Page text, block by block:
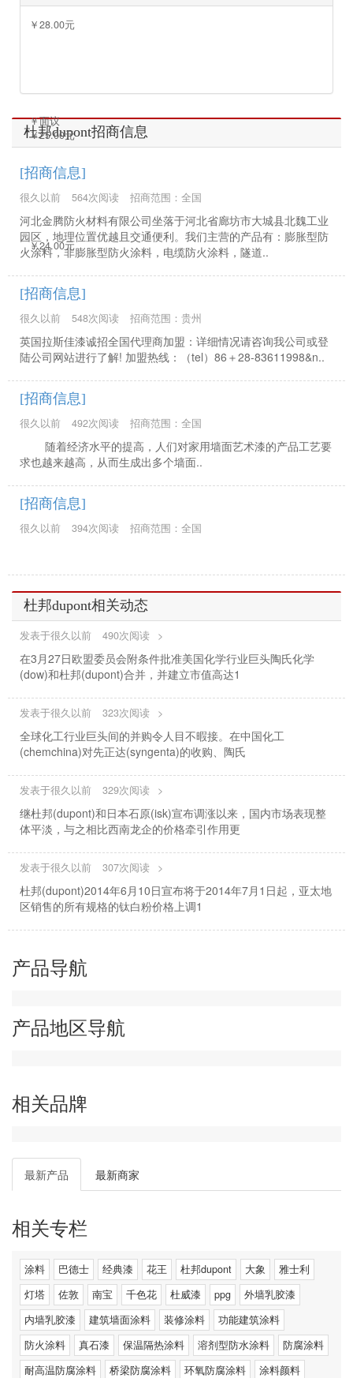
￥面议
￥面议
￥28.00元
￥25.00元
￥24.00元
杜邦dupont招商信息
[招商信息]
很久以前 564次阅读 招商范围：全国
河北金腾防火材料有限公司坐落于河北省廊坊市大城县北魏工业
园区，地理位置优越且交通便利。我们主营的产品有：膨胀型防
火涂料，非膨胀型防火涂料，电缆防火涂料，隧道..
[招商信息]
很久以前 548次阅读 招商范围：贵州
英国拉斯佳漆诚招全国代理商加盟：详细情况请咨询我公司或登
陆公司网站进行了解! 加盟热线：（tel）86＋28-83611998&n..
[招商信息]
很久以前 492次阅读 招商范围：全国
随着经济水平的提高，人们对家用墙面艺术漆的产品工艺要
求也越来越高，从而生成出多个墙面..
[招商信息]
很久以前 394次阅读 招商范围：全国
杜邦dupont相关动态
发表于很久以前 490次阅读 >
在3月27日欧盟委员会附条件批准美国化学行业巨头陶氏化学
(dow)和杜邦(dupont)合并，并建立市值高达1
发表于很久以前 323次阅读 >
全球化工行业巨头间的并购令人目不暇接。在中国化工
(chemchina)对先正达(syngenta)的收购、陶氏
发表于很久以前 329次阅读 >
继杜邦(dupont)和日本石原(isk)宣布调涨以来，国内市场表现整
体平淡，与之相比西南龙企的价格牵引作用更
发表于很久以前 307次阅读 >
杜邦(dupont)2014年6月10日宣布将于2014年7月1日起，亚太地
区销售的所有规格的钛白粉价格上调1
产品导航
产品地区导航
相关品牌
最新产品 最新商家
相关专栏
涂料 巴德士 经典漆 花王 杜邦dupont 大象
雅士利
灯塔
佐敦 南宝 千色花 杜威漆 ppg
外墙乳胶漆
内墙乳胶漆
建筑墙面涂料 装修涂料
功能建筑涂料
防火涂料
真石漆 保温隔热涂料 溶剂型防水涂料
防腐涂料
耐高温防腐涂料
桥梁防腐涂料 环氧防腐涂料 涂料颜料